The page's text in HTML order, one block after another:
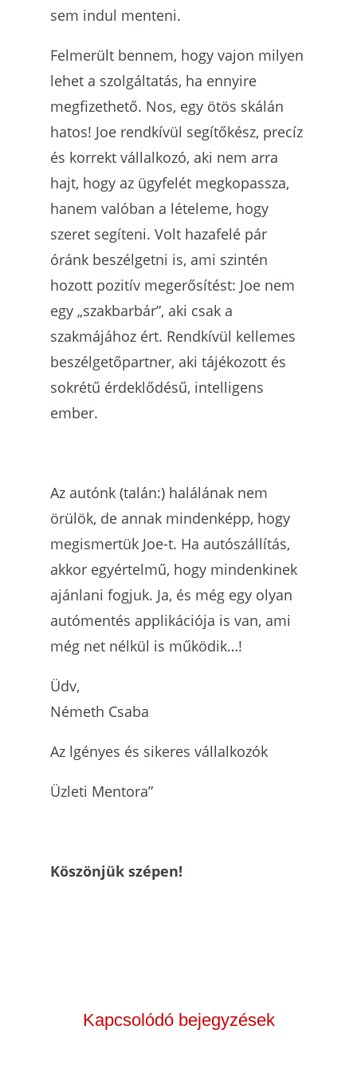
sem indul menteni.
Felmerült bennem, hogy vajon milyen
lehet a szolgáltatás, ha ennyire
megfizethető. Nos, egy ötös skálán
hatos! Joe rendkívül segítőkész, precíz
és korrekt vállalkozó, aki nem arra
hajt, hogy az ügyfelét megkopassza,
hanem valóban a lételeme, hogy
szeret segíteni. Volt hazafelé pár
óránk beszélgetni is, ami szintén
hozott pozitív megerősítést: Joe nem
egy „szakbarbár”, aki csak a
szakmájához ért. Rendkívül kellemes
beszélgetőpartner, aki tájékozott és
sokrétű érdeklődésű, intelligens
ember.
Az autónk (talán:) halálának nem
örülök, de annak mindenképp, hogy
megismertük Joe-t. Ha autószállítás,
akkor egyértelmű, hogy mindenkinek
ajánlani fogjuk. Ja, és még egy olyan
autómentés applikációja is van, ami
még net nélkül is működik…!
Üdv,
Németh Csaba
Az lgényes és sikeres vállalkozók
Üzleti Mentora”
Köszönjük szépen!
Kapcsolódó bejegyzések